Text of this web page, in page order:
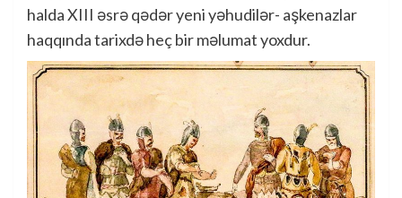
halda XIII əsrə qədər yeni yəhudilər- aşkenazlar
haqqında tarixdə heç bir məlumat yoxdur.